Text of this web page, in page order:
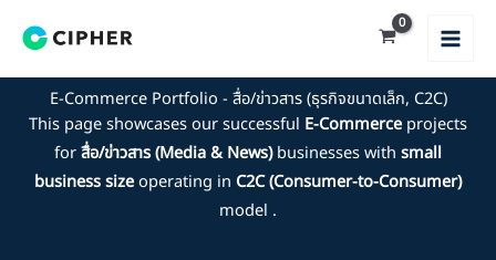
E-Commerce Portfolio - สื่อ/ข่าวสาร (ธุรกิจขนาดเล็ก, C2C)
This page showcases our successful E-Commerce projects
forสื่อ/ข่าวสาร (Media & News)businesses with small
business sizeoperating in C2C (Consumer-to-Consumer)
model .